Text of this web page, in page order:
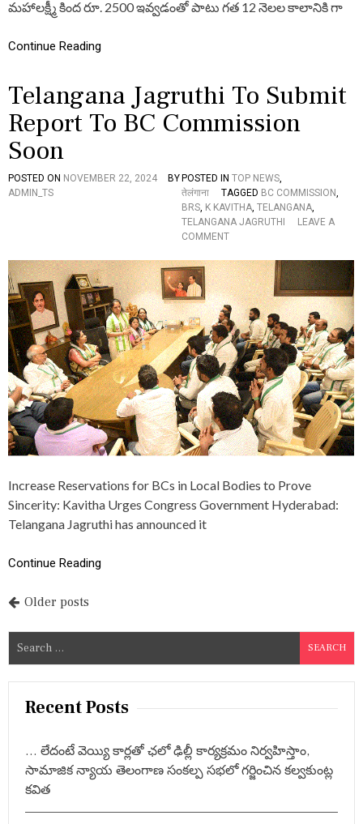
డ
ల
కు
రూ
.
0
0
ఇ
వ్వా
ల్సిం
”
మహాలక్ష్మీ కింద రూ. 2500 ఇవ్వడంతో పాటు గత 12 నెలల కాలానికి గా
Continue Reading
Telangana Jagruthi To Submit
Report To BC Commission
Soon
POSTED ON NOVEMBER 22, 2024
BY
ADMIN_TS
POSTED IN TOP NEWS,
तेलंगाना
TAGGED BC COMMISSION,
BRS, K KAVITHA, TELANGANA,
TELANGANA JAGRUTHI
LEAVE A
COMMENTO
T
E
L
A
N
G
A
N
A
J
A
G
R
U
H
T
R
B
C
Increase Reservations for BCs in Local Bodies to Prove
Sincerity: Kavitha Urges Congress Government Hyderabad:
Telangana Jagruthi has announced it
Continue Reading
P
o
s
Older posts
e
a
Recent Posts
… లేదంటే వెయ్యి కార్లతో ఛలో ఢిల్లీ కార్యక్రమం నిర్వహిస్తాం,
సామాజిక న్యాయ తెలంగాణ సంకల్ప సభలో గర్జించిన కల్వకుంట్ల
కవిత